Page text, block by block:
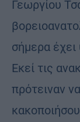
Γεωργίου
σήμερα
Εκεί τις
πρότειναν